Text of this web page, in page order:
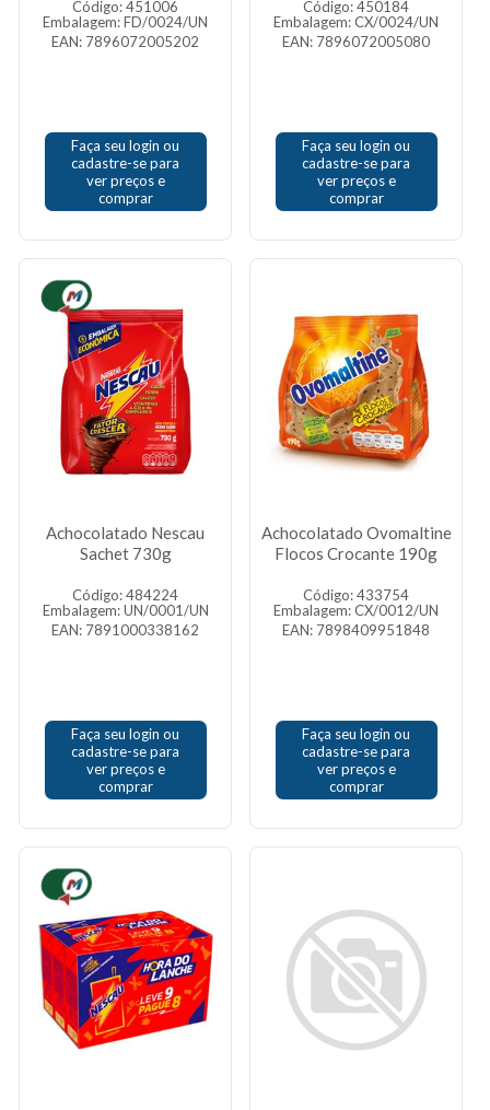
Código: 451006
Embalagem: FD/0024/UN
EAN: 7896072005202
Faça seu login ou
cadastre-se para
ver preços e
comprar
Código: 450184
Embalagem: CX/0024/UN
EAN: 7896072005080
Faça seu login ou
cadastre-se para
ver preços e
comprar
Achocolatado Nescau
Sachet 730g
Código: 484224
Embalagem: UN/0001/UN
EAN: 7891000338162
Faça seu login ou
cadastre-se para
ver preços e
comprar
Achocolatado Ovomaltine
Flocos Crocante 190g
Código: 433754
Embalagem: CX/0012/UN
EAN: 7898409951848
Faça seu login ou
cadastre-se para
ver preços e
comprar